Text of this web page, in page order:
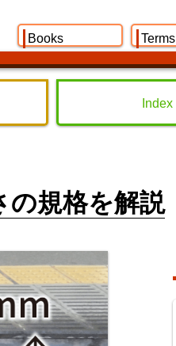
Books Terms
Index
の規格を解説